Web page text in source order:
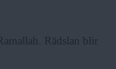
Rädslan blir